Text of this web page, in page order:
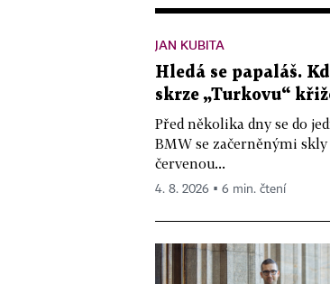
JAN KUBITA
Hledá se papaláš.
skrze „Turkovu“
Před několika dny se do
BMW se začerněnými
červenou...
4. 8. 2026 ▪ 6 min. čtení